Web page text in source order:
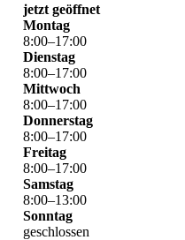
jetzt geöffnet
Montag
8:00–17:00
Dienstag
8:00–17:00
Mittwoch
8:00–17:00
Donnerstag
8:00–17:00
Freitag
8:00–17:00
Samstag
8:00–13:00
Sonntag
geschlossen